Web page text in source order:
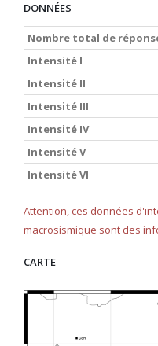
DONNÉES
Nombre total de
Intensité I
Intensité II
Intensité III
Intensité IV
Intensité V
Intensité VI
Attention, ces données
macrosismique sont des
CARTE